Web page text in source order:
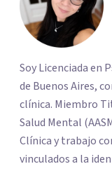
Soy Licenciada en
de Buenos Aires,
clínica. Miembro
Salud Mental (AASM). Tengo formación en
Clínica y trabajo
vinculados a la